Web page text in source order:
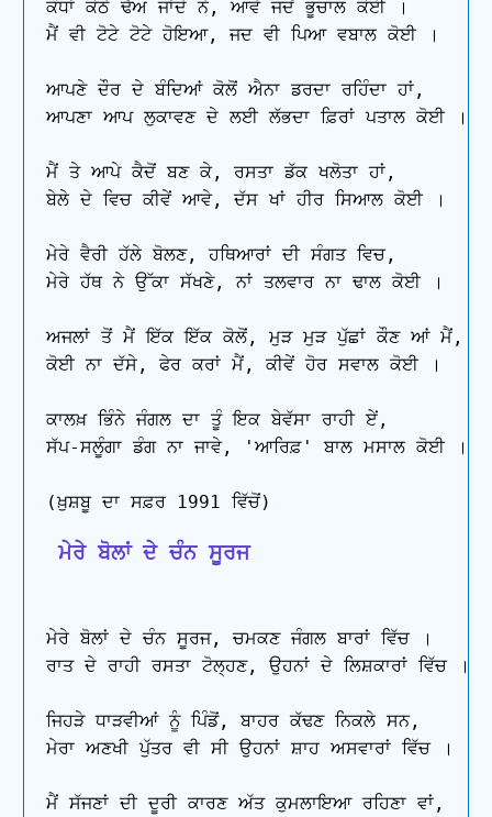
ਕੰਧਾਂ ਕੋਠੇ ਢੈਅ ਜਾਂਦੇ ਨੇ, ਆਵੇ ਜਦੋਂ ਭੂਚਾਲ ਕੋਈ ।
ਮੈਂ ਵੀ ਟੋਟੇ ਟੋਟੇ ਹੋਇਆ, ਜਦ ਵੀ ਪਿਆ ਵਬਾਲ ਕੋਈ ।
ਆਪਣੇ ਦੌਰ ਦੇ ਬੰਦਿਆਂ ਕੋਲੋਂ ਐਨਾ ਡਰਦਾ ਰਹਿੰਦਾ ਹਾਂ,
ਆਪਣਾ ਆਪ ਲੁਕਾਵਣ ਦੇ ਲਈ ਲੱਭਦਾ ਫ਼ਿਰਾਂ ਪਤਾਲ ਕੋਈ ।
ਮੈਂ ਤੇ ਆਪੇ ਕੈਦੋਂ ਬਣ ਕੇ, ਰਸਤਾ ਡੱਕ ਖਲੋਤਾ ਹਾਂ,
ਬੇਲੇ ਦੇ ਵਿਚ ਕੀਵੇਂ ਆਵੇ, ਦੱਸ ਖਾਂ ਹੀਰ ਸਿਆਲ ਕੋਈ ।
ਮੇਰੇ ਵੈਰੀ ਹੱਲੇ ਬੋਲਣ, ਹਥਿਆਰਾਂ ਦੀ ਸੰਗਤ ਵਿਚ,
ਮੇਰੇ ਹੱਥ ਨੇ ਉੱਕਾ ਸੱਖਣੇ, ਨਾਂ ਤਲਵਾਰ ਨਾ ਢਾਲ ਕੋਈ ।
ਅਜਲਾਂ ਤੋਂ ਮੈਂ ਇੱਕ ਇੱਕ ਕੋਲੋਂ, ਮੁੜ ਮੁੜ ਪੁੱਛਾਂ ਕੌਣ ਆਂ ਮੈਂ,
ਕੋਈ ਨਾ ਦੱਸੇ, ਫੇਰ ਕਰਾਂ ਮੈਂ, ਕੀਵੇਂ ਹੋਰ ਸਵਾਲ ਕੋਈ ।
ਕਾਲਖ਼ ਭਿੰਨੇ ਜੰਗਲ ਦਾ ਤੂੰ ਇਕ ਬੇਵੱਸਾ ਰਾਹੀ ਏਂ,
ਸੱਪ-ਸਲੂੰਗਾ ਡੰਗ ਨਾ ਜਾਵੇ, 'ਆਰਿਫ਼' ਬਾਲ ਮਸਾਲ ਕੋਈ ।
ਮੇਰੇ ਬੋਲਾਂ ਦੇ ਚੰਨ ਸੂਰਜ
ਮੇਰੇ ਬੋਲਾਂ ਦੇ ਚੰਨ ਸੂਰਜ, ਚਮਕਣ ਜੰਗਲ ਬਾਰਾਂ ਵਿੱਚ ।
ਰਾਤ ਦੇ ਰਾਹੀ ਰਸਤਾ ਟੋਲ੍ਹਣ, ਉਹਨਾਂ ਦੇ ਲਿਸ਼ਕਾਰਾਂ ਵਿੱਚ ।
ਜਿਹੜੇ ਧਾੜਵੀਆਂ ਨੂੰ ਪਿੰਡੋਂ, ਬਾਹਰ ਕੱਢਣ ਨਿਕਲੇ ਸਨ,
ਮੇਰਾ ਅਣਖੀ ਪੁੱਤਰ ਵੀ ਸੀ ਉਹਨਾਂ ਸ਼ਾਹ ਅਸਵਾਰਾਂ ਵਿੱਚ ।
ਮੈਂ ਸੱਜਣਾਂ ਦੀ ਦੂਰੀ ਕਾਰਣ ਅੱਤ ਕੁਮਲਾਇਆ ਰਹਿਣਾ ਵਾਂ,